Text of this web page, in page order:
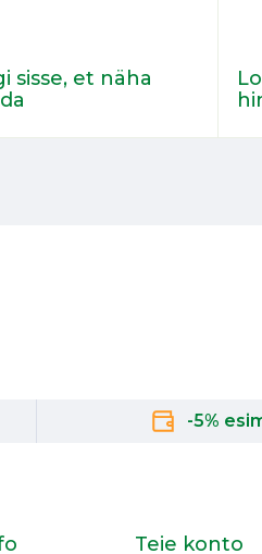
sisse, et näha
-5%
Teie konto